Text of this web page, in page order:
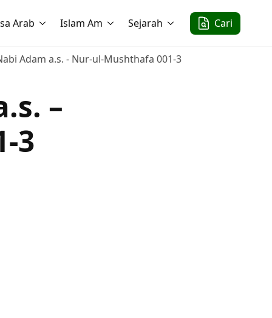
Arab Islam Am Sejarah Cari
Adam a.s. - Nur-ul-Mushthafa 001-3
–
3